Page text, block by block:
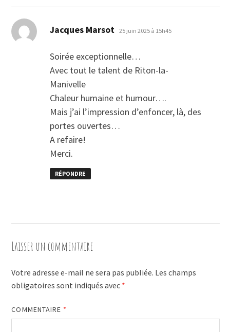
Jacques Marsot dit :
25 juin 2025 à 15h45
Soirée exceptionnelle…
Avec tout le talent de Riton-la-
Manivelle
Chaleur humaine et humour….
Mais j’ai l’impression d’enfoncer, là, des
portes ouvertes…
A refaire!
Merci.
RÉPONDRE
Laisser un commentaire
Votre adresse e-mail ne sera pas publiée. Les champs
obligatoires sont indiqués avec *
COMMENTAIRE *